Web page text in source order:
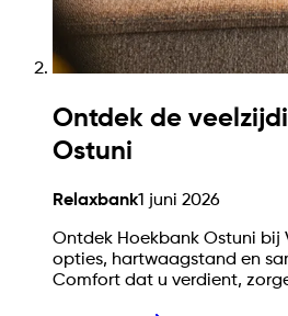
Ontdek de
Ostuni
Relaxbank1 juni 2026
Ontdek Hoekbank Ostuni bij
opties, hartwaagstand en
Comfort dat u verdient,